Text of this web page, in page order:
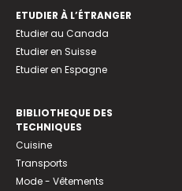
ETUDIER À L’ÉTRANGER
Etudier au Canada
Etudier en Suisse
Etudier en Espagne
BIBLIOTHEQUE DES
TECHNIQUES
Cuisine
Transports
Mode - Vêtements